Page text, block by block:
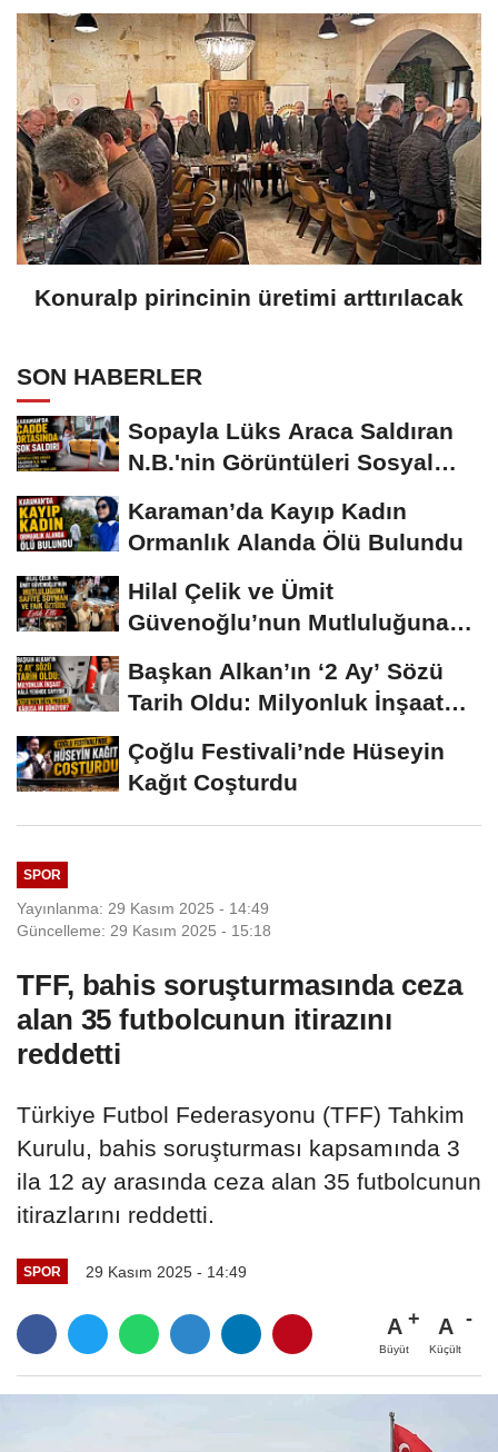
Konuralp pirincinin üretimi arttırılacak
SON HABERLER
Sopayla Lüks Araca Saldıran
N.B.'nin Görüntüleri Sosyal
Karaman’da Kayıp Kadın
Ormanlık Alanda Ölü Bulundu
Hilal Çelik ve Ümit
Güvenoğlu’nun Mutluluğuna
Başkan Alkan’ın ‘2 Ay’ Sözü
Tarih Oldu: Milyonluk İnşaat
Çoğlu Festivali’nde Hüseyin
Kağıt Coşturdu
SPOR
Yayınlanma: 29 Kasım 2025 - 14:49
Güncelleme: 29 Kasım 2025 - 15:18
TFF, bahis soruşturmasında ceza
alan 35 futbolcunun itirazını
reddetti
Türkiye Futbol Federasyonu (TFF) Tahkim
Kurulu, bahis soruşturması kapsamında 3
ila 12 ay arasında ceza alan 35 futbolcunun
itirazlarını reddetti.
SPOR 29 Kasım 2025 - 14:49
A
Büyüt
A
Küçült